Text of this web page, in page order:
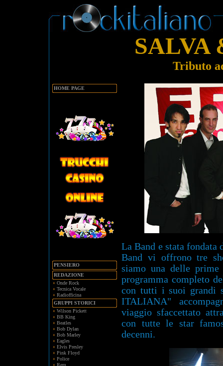
SALVA
Tributo
HOME PAGE
PENSIERO
REDAZIONE
Onde Rock
Tecnica Vocale
Radiofficina
GRUPPI STORICI
Wilson Pickett
BB King
Beatles
Bob Dylan
Bob Marley
Eagles
Elvis Presley
Pink Floyd
Police
Rem
La Band e stata fondata
Band vi offrono tre
siamo una delle
programma completo
con tutti i suoi grandi
ITALIANA"
viaggio sfaccettato
con tutte le star
decenni.